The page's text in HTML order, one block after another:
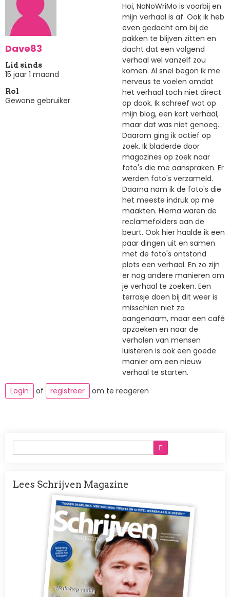
Dave83
Lid sinds
15 jaar 1 maand
Rol
Gewone gebruiker
Hoi, NaNoWriMo is voorbij en
mijn verhaal is af. Ook ik heb
even gedacht om bij de
pakken te blijven zitten en
dacht dat een volgend
verhaal wel vanzelf zou
komen. Al snel begon ik me
nerveus te voelen omdat
het verhaal toch niet direct
op dook. Ik schreef wat op
mijn blog, een kort verhaal,
maar dat was niet genoeg.
Daarom ging ik actief op
zoek. Ik bladerde door
magazines op zoek naar
foto's die me aanspraken. Er
werden foto's verzameld.
Daarna nam ik de foto's die
het meeste indruk op me
maakten. Hierna waren de
reclamefolders aan de
beurt. Ook hier haalde ik een
paar dingen uit en samen
met de foto's ontstond
plots een verhaal. En zo zijn
er nog andere manieren om
je verhaal te zoeken. Een
terrasje doen bij dit weer is
misschien niet zo
aangenaam, maar een café
opzoeken en naar de
verhalen van mensen
luisteren is ook een goede
manier om een nieuw
verhaal te starten.
Login
of registreer om te reageren
Lees Schrijven Magazine
Afbeelding